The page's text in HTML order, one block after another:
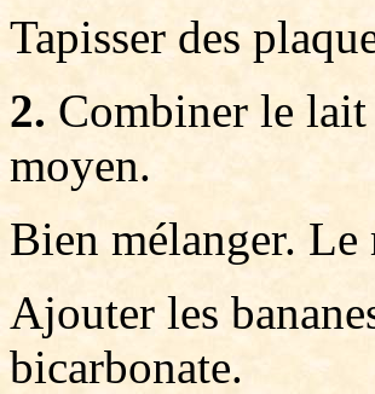
Tapisser des
2. Combiner le
moyen.
Bien mélanger. Le
Ajouter les
bicarbonate.